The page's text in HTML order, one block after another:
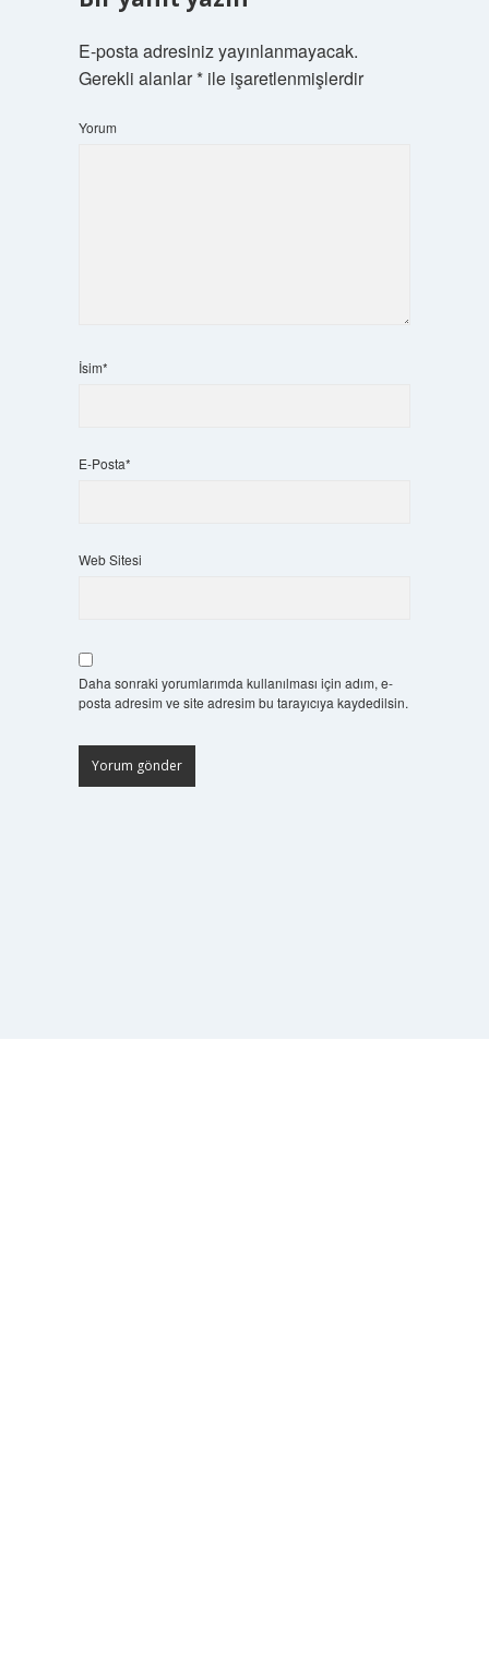
E-posta adresiniz yayınlanmayacak.
Gerekli alanlar*ile işaretlenmişlerdir
Yorum
İsim*
E-Posta*
Web Sitesi
Daha sonraki yorumlarımda kullanılması için adım, e-
posta adresim ve site adresim bu tarayıcıya kaydedilsin.